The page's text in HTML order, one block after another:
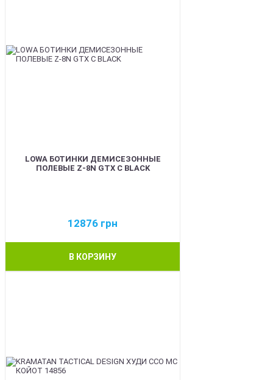
LOWA БОТИНКИ ДЕМИСЕЗОННЫЕ
ПОЛЕВЫЕ Z-8N GTX C BLACK
12876 грн
В КОРЗИНУ